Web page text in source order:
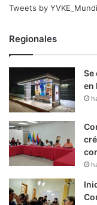
Tweets by
Regionales
Se
en